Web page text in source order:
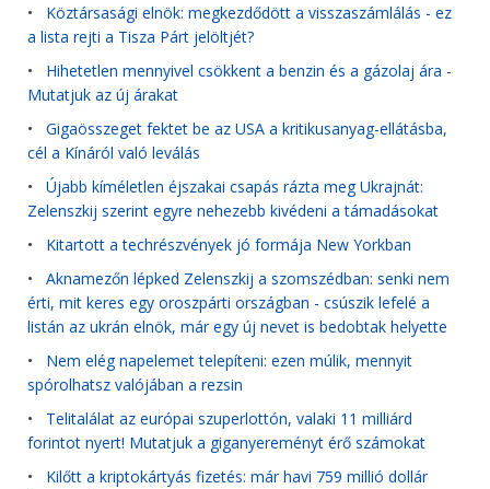
• Köztársasági elnök: megkezdődött a visszaszámlálás - ez
a lista rejti a Tisza Párt jelöltjét?
• Hihetetlen mennyivel csökkent a benzin és a gázolaj ára -
Mutatjuk az új árakat
• Gigaösszeget fektet be az USA a kritikusanyag-ellátásba,
cél a Kínáról való leválás
• Újabb kíméletlen éjszakai csapás rázta meg Ukrajnát:
Zelenszkij szerint egyre nehezebb kivédeni a támadásokat
• Kitartott a techrészvények jó formája New Yorkban
• Aknamezőn lépked Zelenszkij a szomszédban: senki nem
érti, mit keres egy oroszpárti országban - csúszik lefelé a
listán az ukrán elnök, már egy új nevet is bedobtak helyette
• Nem elég napelemet telepíteni: ezen múlik, mennyit
spórolhatsz valójában a rezsin
• Telitalálat az európai szuperlottón, valaki 11 milliárd
forintot nyert! Mutatjuk a giganyereményt érő számokat
• Kilőtt a kriptokártyás fizetés: már havi 759 millió dollár